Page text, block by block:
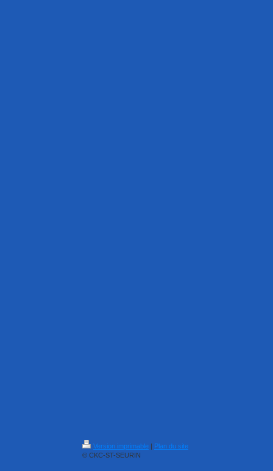
Version imprimable | Plan du site
© CKC-ST-SEURIN